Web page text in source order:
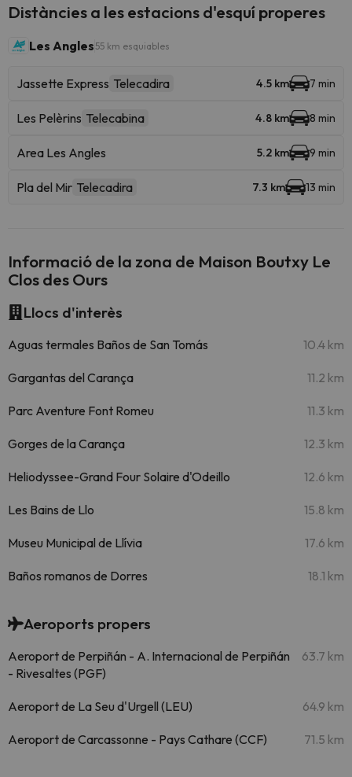
Distàncies a les estacions d'esquí properes
Les Angles 55 km esquiables
Jassette Express Telecadira 4.5 km 7 min
Les Pelèrins Telecabina 4.8 km 8 min
Area Les Angles 5.2 km 9 min
Pla del Mir Telecadira 7.3 km 13 min
Informació de la zona de Maison Boutxy Le
Clos des Ours
Llocs d'interès
Aguas termales Baños de San Tomás 10.4 km
Gargantas del Carança 11.2 km
Parc Aventure Font Romeu 11.3 km
Gorges de la Carança 12.3 km
Heliodyssee-Grand Four Solaire d'Odeillo 12.6 km
Les Bains de Llo 15.8 km
Museu Municipal de Llívia 17.6 km
Baños romanos de Dorres 18.1 km
Aeroports propers
Aeroport de Perpiñán - A. Internacional de Perpiñán
- Rivesaltes (PGF)
63.7 km
Aeroport de La Seu d'Urgell (LEU) 64.9 km
Aeroport de Carcassonne - Pays Cathare (CCF) 71.5 km